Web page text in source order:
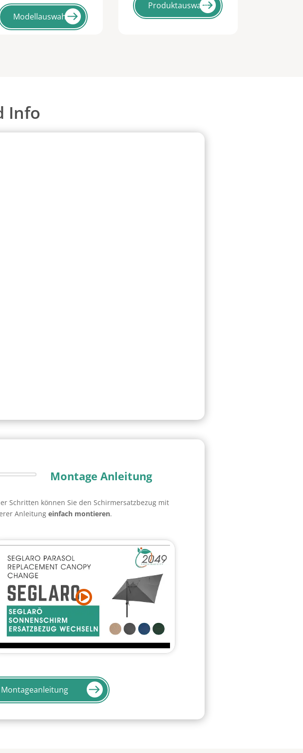
Modellauswahl
Produktauswahl
Info
Montage Anleitung
Schritten können Sie den Schirmersatzbezug mit
Anleitungeinfach montieren.
Montageanleitung